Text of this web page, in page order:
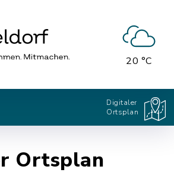
20 °C
Digitaler
Ortsplan
Ortsplan